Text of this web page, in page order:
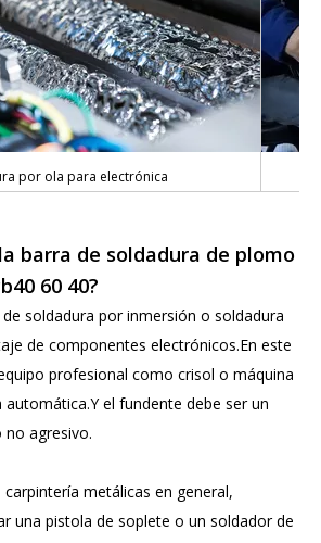
por ola para electrónica
barra de soldadura de plomo
60 40?
soldadura por inmersión o soldadura
de componentes electrónicos.En este
profesional como crisol o máquina
el fundente debe ser un
agresivo.
metálicas en general,
una pistola de soplete o un soldador de